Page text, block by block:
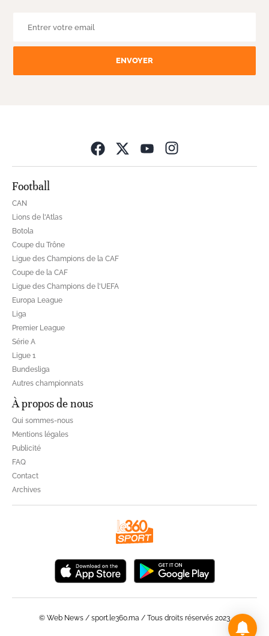
ENVOYER
Football
CAN
Lions de l'Atlas
Botola
Coupe du Trône
Ligue des Champions de la CAF
Coupe de la CAF
Ligue des Champions de l'UEFA
Europa League
Liga
Premier League
Série A
Ligue 1
Bundesliga
Autres championnats
À propos de nous
Qui sommes-nous
Mentions légales
Publicité
FAQ
Contact
Archives
© Web News / sport.le360.ma / Tous droits réservés 2023